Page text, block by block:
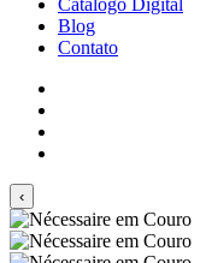
Catálogo Digital
Blog
Contato
‹